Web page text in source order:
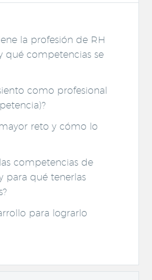
la profesión de RH
qué competencias se
como profesional
reto y cómo lo
competencias de
para qué tenerlas
para lograrlo